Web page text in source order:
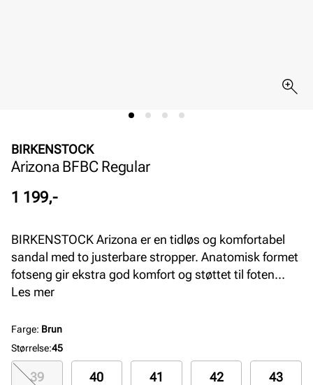
BIRKENSTOCK
Arizona BFBC Regular
Pris
1 199,-
BIRKENSTOCK Arizona er en tidløs og komfortabel
sandal med to justerbare stropper. Anatomisk formet
fotseng gir ekstra god komfort og støttet til foten
gjennom hele dagen. En klar hverdags favoritt. Farge:
Les mer
Farge: Brun
Størrelse:45
39 40 41 42 43